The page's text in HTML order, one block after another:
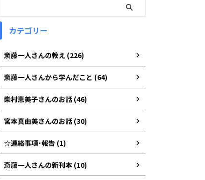
カテゴリー
斎藤一人さんの教え (226)
斎藤一人さんから学んだこと (64)
柴村恵美子さんのお話 (46)
宮本真由美さんのお話 (30)
☆連絡事項･報告 (1)
斎藤一人さんの新刊本 (10)